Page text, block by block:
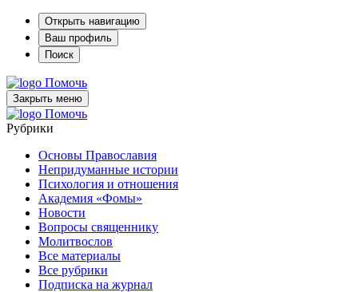
Открыть навигацию
Ваш профиль
Поиск
Помочь
Закрыть меню
Помочь
Рубрики
Основы Православия
Непридуманные истории
Психология и отношения
Академия «Фомы»
Новости
Вопросы священнику
Молитвослов
Все материалы
Все рубрики
Подписка на журнал